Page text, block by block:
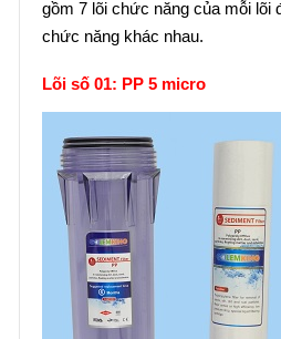
gồm 7 lõi chức năng của mỗi lõi
chức năng khác nhau.
Lõi số 01: PP 5 micro